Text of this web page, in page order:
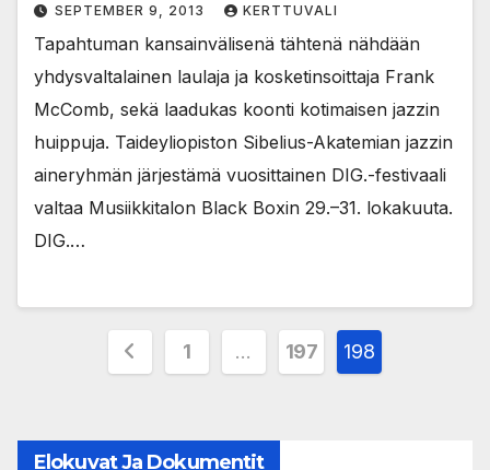
SEPTEMBER 9, 2013 KERTTUVALI
Tapahtuman kansainvälisenä tähtenä nähdään
yhdysvaltalainen laulaja ja kosketinsoittaja Frank
McComb, sekä laadukas koonti kotimaisen jazzin
huippuja. Taideyliopiston Sibelius-Akatemian jazzin
aineryhmän järjestämä vuosittainen DIG.-festivaali
valtaa Musiikkitalon Black Boxin 29.–31. lokakuuta.
DIG.…
Posts
1 … 197 198
Elokuvat Ja Dokumentit